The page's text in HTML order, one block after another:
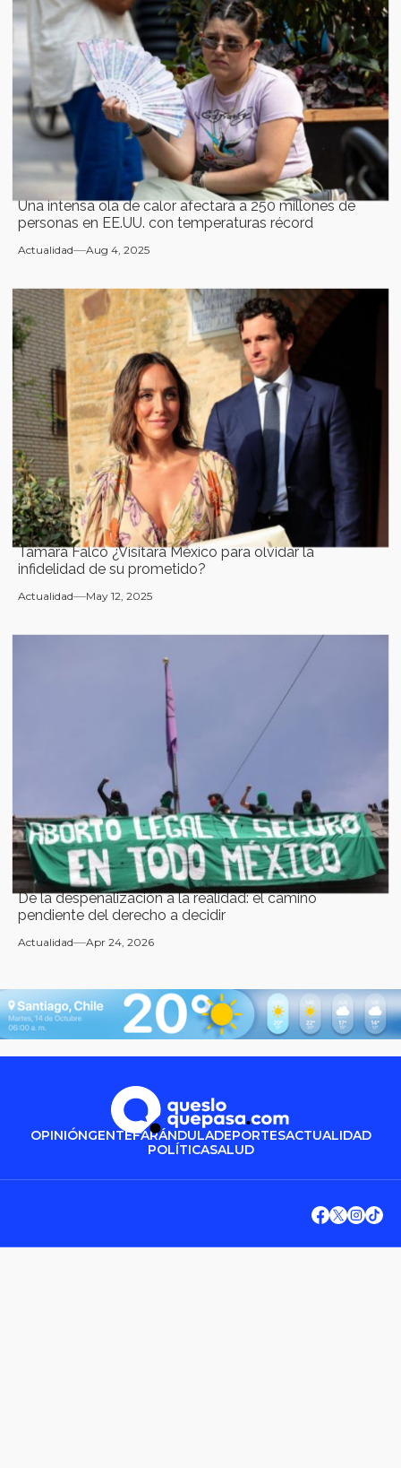
Una intensa ola de calor afectará a 250 millones de
personas en EE.UU. con temperaturas récord
Actualidad Aug 4, 2025
Tamara Falcó ¿Visitará México para olvidar la
infidelidad de su prometido?
Actualidad May 12, 2025
De la despenalización a la realidad: el camino
pendiente del derecho a decidir
Actualidad Apr 24, 2026
OPINIÓNGENTEFARÁNDULADEPORTESACTUALIDAD
POLÍTICASALUD